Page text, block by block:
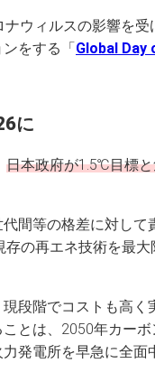
ウィルスの影響を受
をする「Global Day
に
日本政府が1.5℃目標
間等の格差に対して
の再エネ技術を最大
段階でコストも高く
とは、2050年カーボ
発電所を早急に全面